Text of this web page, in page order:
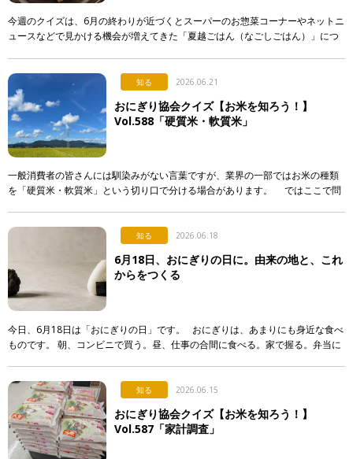
今週のクイズは、6月の終わりが近づくとスーパーのお惣菜コーナーやネットニ
ュースなどで見かける機会が増えてきた「夏越ごはん（なごしごはん）」につ
知る 2026.06.21
おにぎり協会クイズ【お米を知ろう！】
Vol.588「硬質米・軟質米」
一般消費者の皆さんには馴染みがない言葉ですが、業界の一部ではお米の種類
を「硬質米・軟質米」という切り口で分ける場合があります。 ではここで問
知る 2026.06.18
6月18日、おにぎりの日に。由来の地と、これ
からをつくる
今日、6月18日は「おにぎりの日」です。 おにぎりは、あまりにも身近な食べ
ものです。 朝、コンビニで買う。昼、仕事の合間に食べる。家で握る。弁当に
知る 2026.06.15
おにぎり協会クイズ【お米を知ろう！】
Vol.587「家計調査」